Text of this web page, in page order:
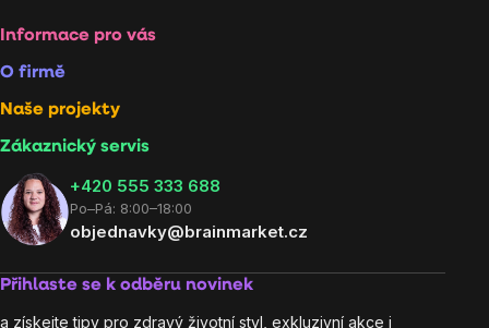
Informace pro vás
O firmě
Naše projekty
Zákaznický servis
‭+420 555 333 688
Po–Pá: 8:00–18:00
objednavky@brainmarket.cz
Přihlaste se k odběru novinek
a získejte tipy pro zdravý životní styl, exkluzivní akce i